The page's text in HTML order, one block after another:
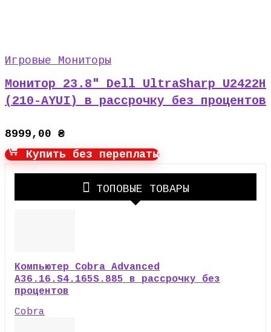
Игровые Мониторы
Монитор 23.8″ Dell UltraSharp U2422H
(210-AYUI) в рассрочку без процентов
8999,00 ₴
Купить без переплаты
ТОПОВЫЕ ТОВАРЫ
Компьютер Cobra Advanced
A36.16.S4.165S.885 в рассрочку без
процентов
Cobra